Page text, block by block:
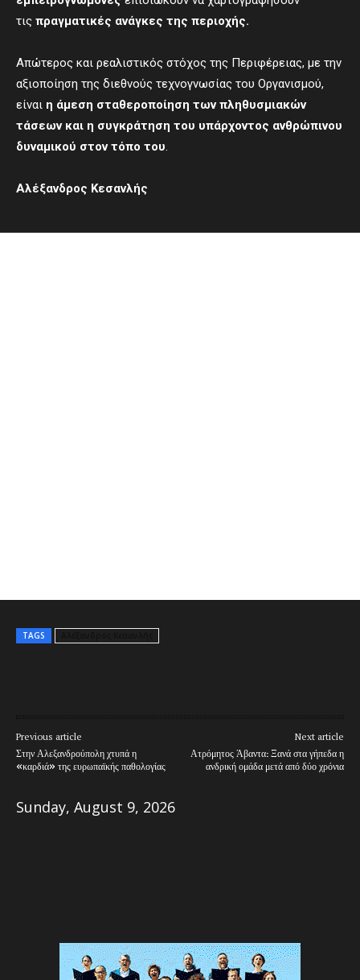
τις πραγματικές ανάγκες της περιοχής.
Απώτερος και ρεαλιστικός στόχος της Περιφέρειας, με την
αξιοποίηση της διεθνούς τεχνογνωσίας του Οργανισμού,
είναι η άμεση σταθεροποίηση των πληθυσμιακών
τάσεων και η συγκράτηση του υπάρχοντος ανθρώπινου
δυναμικού στον τόπο του.
Αλέξανδρος Κεσανλής
TAGS
Previous article
Στην Αλεξανδρούπολη χτυπά η
«καρδιά» της ευρωπαϊκής παθολογίας
Next article
Ατρόμητος Άβαντα: Ξανά στα γήπεδα η
ανδρική ομάδα μετά από δύο χρόνια
Sunday, August 9, 2026